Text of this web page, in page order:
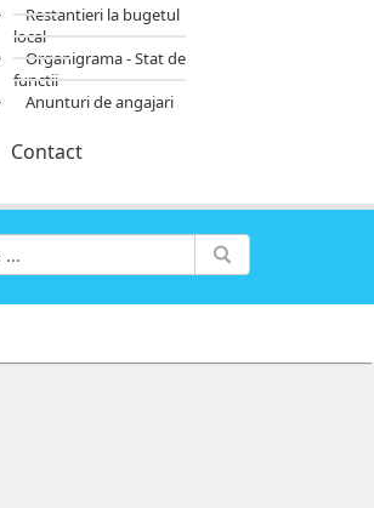
Restantieri la bugetul
local
Organigrama - Stat de
functii
Anunturi de angajari
Contact